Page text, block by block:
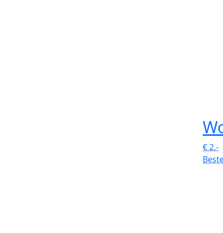
€2.-